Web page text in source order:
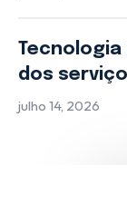
dos
julho 14, 2026